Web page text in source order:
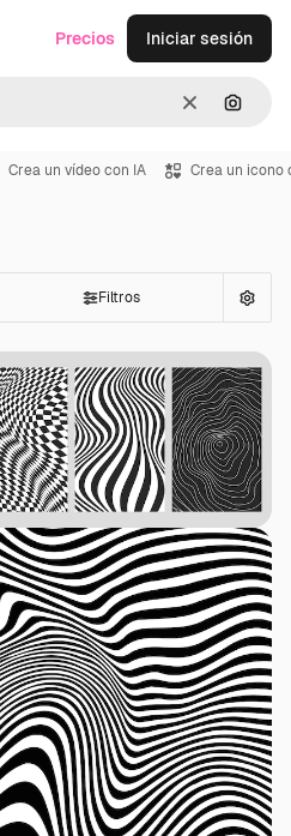
Borrar
Precios Iniciar sesión
Crea un vídeo con IA Crea un icono
Filtros